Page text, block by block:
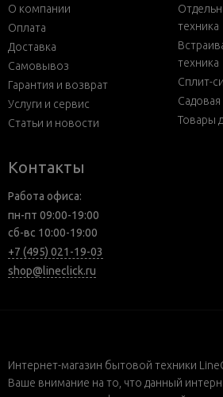
О компании
Оплата
Доставка
Самовывоз
Гарантия и возврат
Услуги и сервис
Статьи и новости
техника
техника
Сплит-
Садовая
Товары
Контакты
Работа офиса:
пн-пт 09:00-19:00
сб-вс 10:00-19:00
+7 (495) 021-19-03
shop@lineclick.ru
Интернет-магазин бытовой техники
Ваше внимание на то, что данный